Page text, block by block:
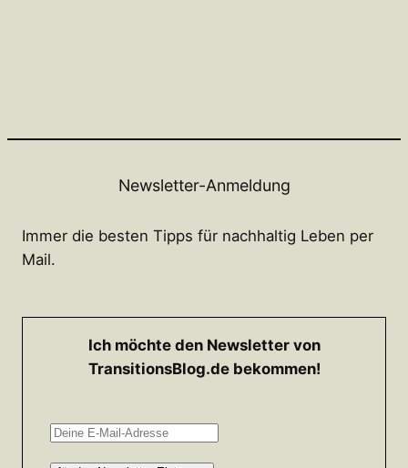
Newsletter-Anmeldung
Immer die besten Tipps für nachhaltig Leben per
Mail.
Ich möchte den Newsletter von
TransitionsBlog.de bekommen!